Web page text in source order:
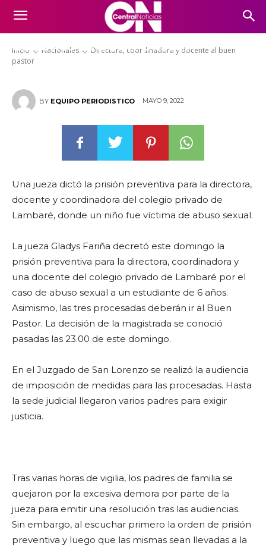
Inicio Nacionales
Directora, coordinadora y docente al buen
pastor
Directora, coordinadora y
docente al buen pastor
BY EQUIPO PERIODISTICO MAYO 9, 2022
Una jueza dictó la prisión preventiva para la directora,
docente y coordinadora del colegio privado de
Lambaré, donde un niño fue víctima de abuso sexual.
La jueza Gladys Fariña decretó este domingo la
prisión preventiva para la directora, coordinadora y
una docente del colegio privado de Lambaré por el
caso de abuso sexual a un estudiante de 6 años.
Asimismo, las tres procesadas deberán ir al Buen
Pastor. La decisión de la magistrada se conoció
pasadas las 23.00 de este domingo.
En el Juzgado de San Lorenzo se realizó la audiencia
de imposición de medidas para las procesadas. Hasta
la sede judicial llegaron varios padres para exigir
justicia.
Tras varias horas de vigilia, los padres de familia se
quejaron por la excesiva demora por parte de la
jueza para emitir una resolución tras las audiencias.
Sin embargo, al escuchar primero la orden de prisión
preventiva y luego que las mismas sean llevadas a la